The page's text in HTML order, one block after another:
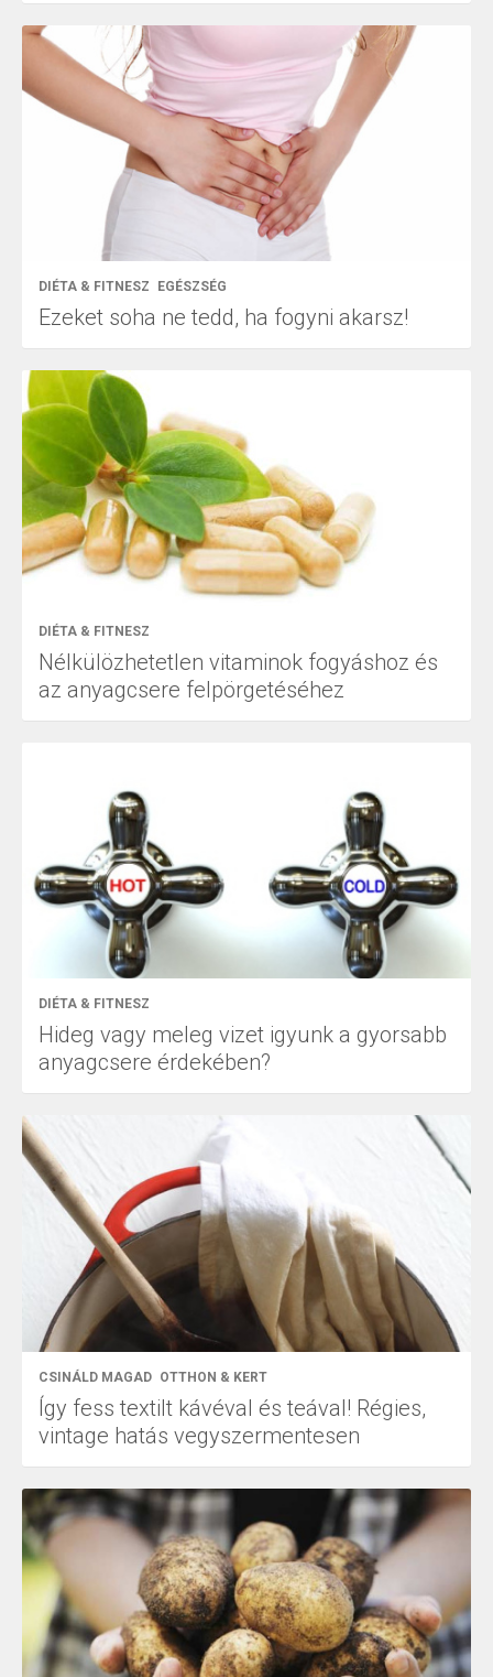
DIÉTA & FITNESZ EGÉSZSÉG
Ezeket soha ne tedd, ha fogyni akarsz!
DIÉTA & FITNESZ
Nélkülözhetetlen vitaminok fogyáshoz és
az anyagcsere felpörgetéséhez
DIÉTA & FITNESZ
Hideg vagy meleg vizet igyunk a gyorsabb
anyagcsere érdekében?
CSINÁLD MAGAD OTTHON & KERT
Így fess textilt kávéval és teával! Régies,
vintage hatás vegyszermentesen